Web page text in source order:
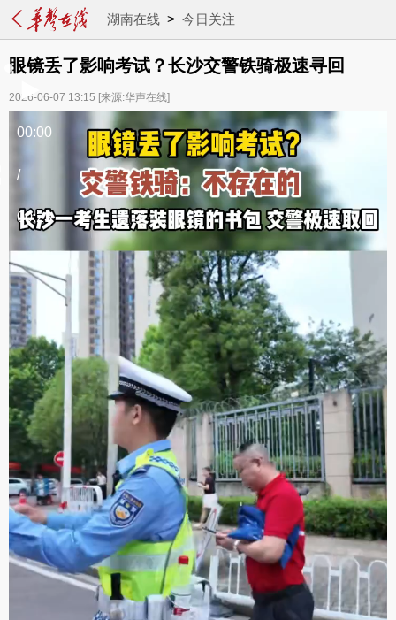
湖南在线> 今日关注
眼镜丢了影响考试？长沙交警铁骑极速寻回
2026-06-07 13:15 [来源:华声在线]
00:00
/
00:23